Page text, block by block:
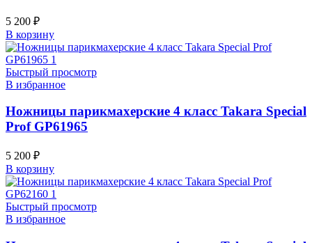
5 200 ₽
В корзину
Быстрый просмотр
В избранное
Ножницы парикмахерские 4 класс Takara Special
Prof GP61965
5 200 ₽
В корзину
Быстрый просмотр
В избранное